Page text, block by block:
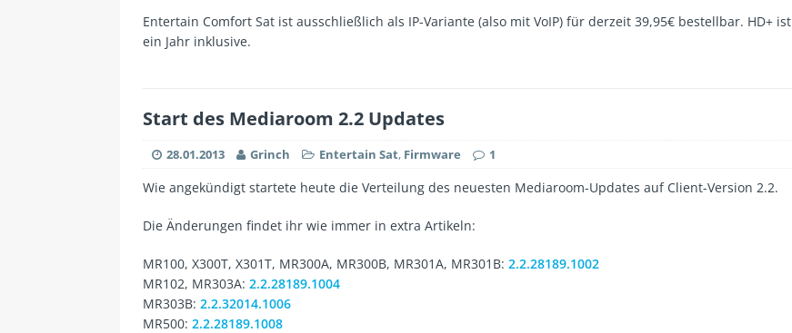
Entertain Comfort Sat ist ausschließlich als IP-Variante (also mit VoIP) für derzeit 39,95€ bestellbar. HD+ ist
ein Jahr inklusive.
Start des Mediaroom 2.2 Updates
28.01.2013 Grinch Entertain Sat, Firmware 1
Wie angekündigt startete heute die Verteilung des neuesten Mediaroom-Updates auf Client-Version 2.2.
Die Änderungen findet ihr wie immer in extra Artikeln:
MR100, X300T, X301T, MR300A, MR300B, MR301A, MR301B: 2.2.28189.1002
MR102, MR303A: 2.2.28189.1004
MR303B: 2.2.32014.1006
MR500: 2.2.28189.1008